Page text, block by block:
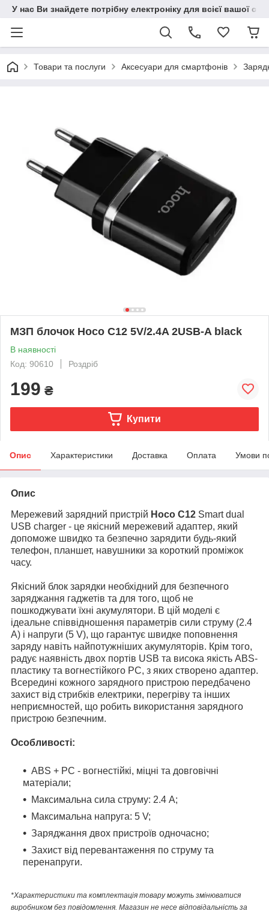
У нас Ви знайдете потрібну електроніку для всієї вашої
Товари та послуги Аксесуари для смартфонів
МЗП блочок Hoco C12 5V/2.4A 2USB-A black
В наявності
Код: 90610
Роздріб
199 ₴
Купити
Опис Характеристики Доставка Оплата Умови
Опис
Мережевий зарядний пристрій Hoco C12 Smart dual
USB charger - це якісний мережевий адаптер, який
допоможе швидко та безпечно зарядити будь-який
телефон, планшет, навушники за короткий проміжок
часу.
Якісний блок зарядки необхідний для безпечного
заряджання гаджетів та для того, щоб не
пошкоджувати їхні акумулятори. В цій моделі є
ідеальне співвідношення параметрів сили струму (2.4
А) і напруги (5 V), що гарантує швидке поповнення
заряду навіть найпотужніших акумуляторів. Крім того,
радує наявність двох портів USB та висока якість ABS-
пластику та вогнестійкого PC, з яких створено адаптер.
Всередині кожного зарядного пристрою передбачено
захист від стрибків електрики, перегріву та інших
неприємностей, що робить використання зарядного
пристрою безпечним.
Особливості:
ABS + PC - вогнестійкі, міцні та довговічні
матеріали;
Максимальна сила струму: 2.4 А;
Максимальна напруга: 5 V;
Заряджання двох пристроїв одночасно;
Захист від перевантаження по струму та
перенапруги.
*Характеристики та комплектація товару можуть змінюватися
виробником без повідомлення. Магазин не несе відповідальність за